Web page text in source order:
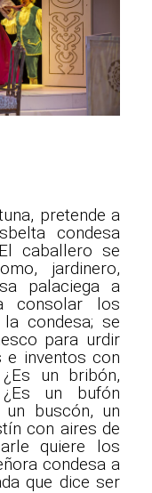
pretende a
condesa
caballero se
jardinero,
palaciega a
consolar los
condesa; se
para urdir
e inventos con
un bribón,
un bufón
un buscón, un
con aires de
quiere los
condesa a
que dice ser